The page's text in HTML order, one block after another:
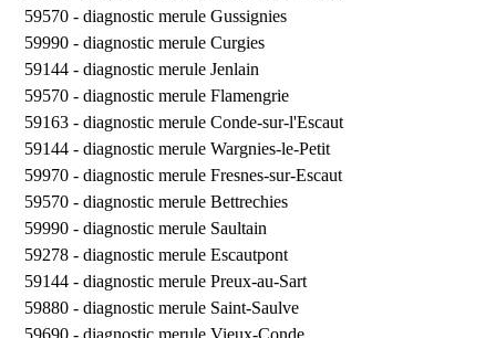
59570 - diagnostic merule Gussignies
59990 - diagnostic merule Curgies
59144 - diagnostic merule Jenlain
59570 - diagnostic merule Flamengrie
59163 - diagnostic merule Conde-sur-l'Escaut
59144 - diagnostic merule Wargnies-le-Petit
59970 - diagnostic merule Fresnes-sur-Escaut
59570 - diagnostic merule Bettrechies
59990 - diagnostic merule Saultain
59278 - diagnostic merule Escautpont
59144 - diagnostic merule Preux-au-Sart
59880 - diagnostic merule Saint-Saulve
59690 - diagnostic merule Vieux-Conde